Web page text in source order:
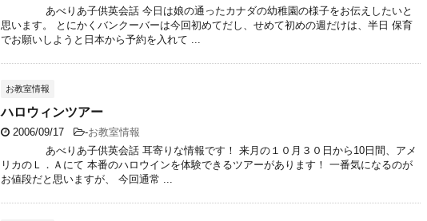
あべりあ子供英会話 今日は娘の通ったカナダの幼稚園の様子をお伝えしたいと
思います。 とにかくバンクーバーは今回初めてだし、せめて初めの週だけは、半日 保育
でお願いしようと日本から予約を入れて ...
お教室情報
ハロウィンツアー
2006/09/17 -お教室情報
あべりあ子供英会話 耳寄りな情報です！ 来月の１０月３０日から10日間、アメ
リカのＬ．Ａにて 本番のハロウインを体験できるツアーがあります！ 一番気になるのが
お値段だと思いますが、 今回通常 ...